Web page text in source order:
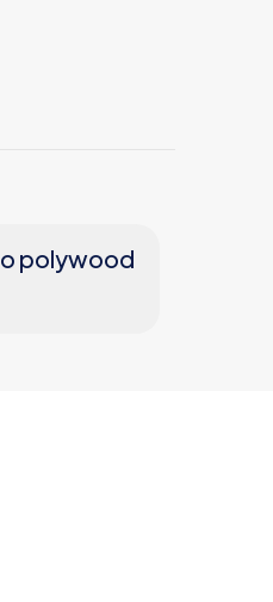
polywood